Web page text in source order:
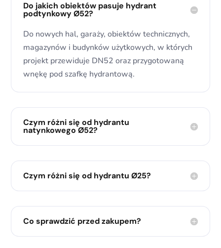
Do jakich obiektów pasuje hydrant
podtynkowy Ø52?
Do nowych hal, garaży, obiektów technicznych,
magazynów i budynków użytkowych, w których
projekt przewiduje DN52 oraz przygotowaną
wnękę pod szafkę hydrantową.
Czym różni się od hydrantu
natynkowego Ø52?
Czym różni się od hydrantu Ø25?
Co sprawdzić przed zakupem?